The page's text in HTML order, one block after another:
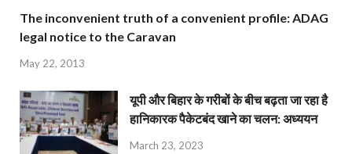
The inconvenient truth of a convenient profile: ADAG
legal notice to the Caravan
May 22, 2013
यूपी और बिहार के गरीबों के बीच बढ़ता जा रहा है
हानिकारक पैकेटबंद खाने का चलन: अध्ययन
March 23, 2023